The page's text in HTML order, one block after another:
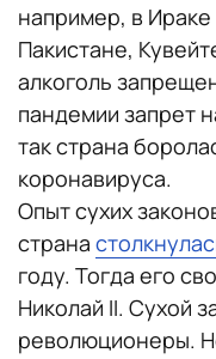
например, в
Пакистане,
алкоголь
пандемии запрет
так страна
коронавируса.
Опыт сухих
страна
году. Тогда его
Николай II. Сухой
революционеры.